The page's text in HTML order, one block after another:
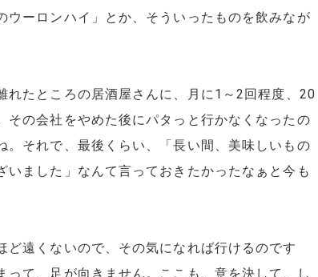
ウーロンハイ」とか、そういったものを飲みなが
れたところの居酒屋さんに、月に1～2回程度、20
その会社をやめた後にパタっと行かなくなったの
。それで、最後くらい、「長い間、美味しいもの
いました」なんて言っておきたかったなぁと今も
ど遠くないので、その気になれば行けるのです
って、足が向きません。ここも、意を決して、し